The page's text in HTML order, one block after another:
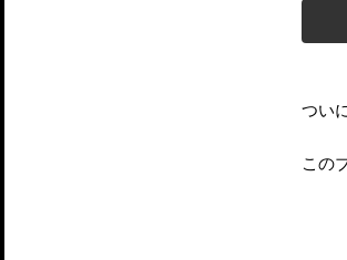
つい
この